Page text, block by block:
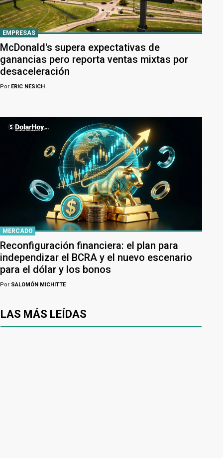
EMPRESAS
McDonald's supera expectativas de
ganancias pero reporta ventas mixtas por
desaceleración
Por ERIC NESICH
MERCADO
Reconfiguración financiera: el plan para
independizar el BCRA y el nuevo escenario
para el dólar y los bonos
Por SALOMÓN MICHITTE
LAS MÁS LEÍDAS